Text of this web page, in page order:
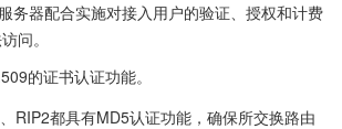
务器配合实施对接入用户的验证、授权和计费
问。
的证书认证功能。
RIP2都具有MD5认证功能，确保所交换路由